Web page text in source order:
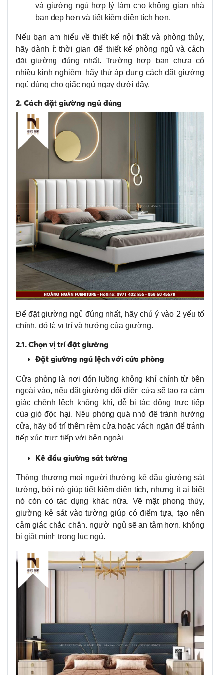
và giường ngủ hợp lý làm cho không gian nhà
bạn đẹp hơn và tiết kiệm diện tích hơn.
Nếu bạn am hiểu về thiết kế nội thất và phòng thủy,
hãy dành ít thời gian để thiết kế phòng ngủ và cách
đặt giường đúng nhất. Trường hợp bạn chưa có
nhiều kinh nghiệm, hãy thử áp dụng cách đặt giường
ngủ đúng cho giấc ngủ ngay dưới đây.
2. Cách đặt giường ngủ đúng
Để đặt giường ngủ đúng nhất, hãy chú ý vào 2 yếu tố
chính, đó là vị trí và hướng của giường.
2.1. Chọn vị trí đặt giường
Đặt giường ngủ lệch với cửa phòng
Cửa phòng là nơi đón luồng không khí chính từ bên
ngoài vào, nếu đặt giường đối diện cửa sẽ tạo ra cảm
giác chênh lệch không khí, dễ bị tác động trực tiếp
của gió độc hại. Nếu phòng quá nhỏ để tránh hướng
cửa, hãy bố trí thêm rèm cửa hoặc vách ngăn để tránh
tiếp xúc trực tiếp với bên ngoài..
Kê đầu giường sát tường
Thông thường mọi người thường kê đầu giường sát
tường, bởi nó giúp tiết kiệm diện tích, nhưng ít ai biết
nó còn có tác dụng khác nữa. Về mặt phong thủy,
giường kê sát vào tường giúp có điểm tựa, tạo nên
cảm giác chắc chắn, người ngủ sẽ an tâm hơn, không
bị giật mình trong lúc ngủ.